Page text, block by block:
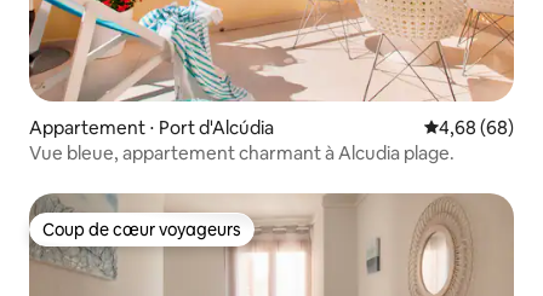
Appartement ⋅ Port d'Alcúdia Évaluation
4,68 (68)
Vue bleue, appartement charmant à Alcudia plage.
Coup de cœur voyageurs
Coup de cœur voyageurs